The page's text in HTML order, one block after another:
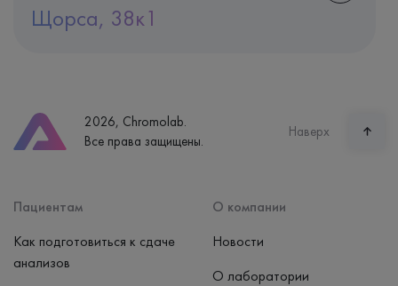
Щорса, 38к1
Часы работы
пн-вс: 7:30-15:00
2026, Chromolab.
Все права защищены.
Наверх
Пациентам
Как подготовиться к сдаче
анализов
О компании
Новости
О лаборатории